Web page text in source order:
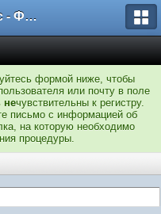
Кейсистемс - Форумы
формой ниже, чтобы
или почту в поле
нечувствительны к регистру.
письмо с информацией об
на которую необходимо
процедуры.